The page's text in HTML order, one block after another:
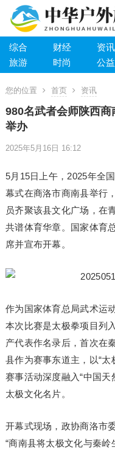
综合 财经 资讯
旅游
时尚 公益
您的位置 首页 资讯
980名武者会师陕西
举办
2025年5月16日 16:12
5月15日上午，2025年全
幕式在商洛市商南县举行
员齐聚该县文化广场，在
共谱体育华章。国家体育
席并宣布开幕。
作为国家体育总局武术运
本次比赛是太极拳项目列
产代表作名录后，首次在
县作为赛事东道主，以“太
赛事活动深度融入“中国
太极文化名片。
开幕式现场，政协商洛市
“商南县将太极文化与秦